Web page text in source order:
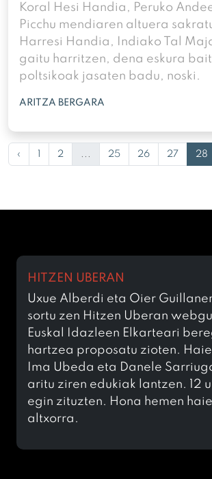
Koral Hesi Handia, Peruko
Picchu mendiaren altuera
Harresi Handia, Indiako Tal
gaitu harritzen, dena eskura
poltsikoak jasaten badu, noski.
ARITZA BERGARA
‹ 1 2 ... 25 26 27 28
HITZEN UBERAN
Uxue Alberdi eta Oier
sortu zen Hitzen Uberan
Euskal Idazleen Elkarteari
hartzea proposatu zioten.
Ima Ubeda eta Danele
aritu ziren edukiak lantzen. 12
egin zituzten. Hona hemen
altxorra.